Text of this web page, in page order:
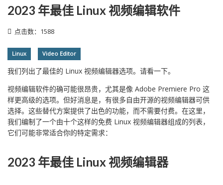
2023 年最佳 Linux 视频编辑软件
点击数：1588
Linux Video Editor
我们列出了最佳的 Linux 视频编辑器选项。请看一下。
视频编辑软件的确可能很昂贵，尤其是像 Adobe Premiere Pro 这
样更高级的选项。但好消息是，有很多自由开源的视频编辑器可供
选择。这些替代方案提供了出色的功能，而不需要付费。在这里，
我们编制了一个由十个这样的免费 Linux 视频编辑器组成的列表，
它们可能非常适合你的特定需求：
2023 年最佳 Linux 视频编辑器